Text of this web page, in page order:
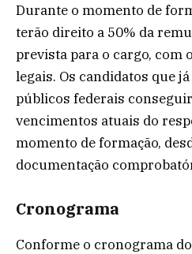
Durante o momento de
terão direito a 50% da
prevista para o cargo, com
legais. Os candidatos que
públicos federais
vencimentos atuais do
momento de formação,
documentação
Cronograma
Conforme o cronograma